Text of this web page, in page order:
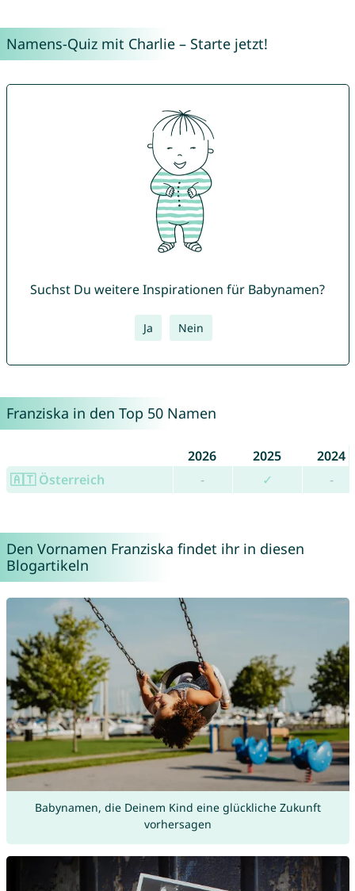
Namens-Quiz mit Charlie – Starte jetzt!
Suchst Du weitere Inspirationen für Babynamen?
Ja Nein
Franziska in den Top 50 Namen
2026 2025
2024
🇦🇹 Österreich
- ✓ -
Den Vornamen Franziska findet ihr in diesen
Blogartikeln
Babynamen, die Deinem Kind eine glückliche Zukunft
vorhersagen